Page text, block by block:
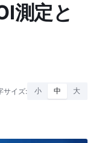
測定と
サイズ: 小 中 大